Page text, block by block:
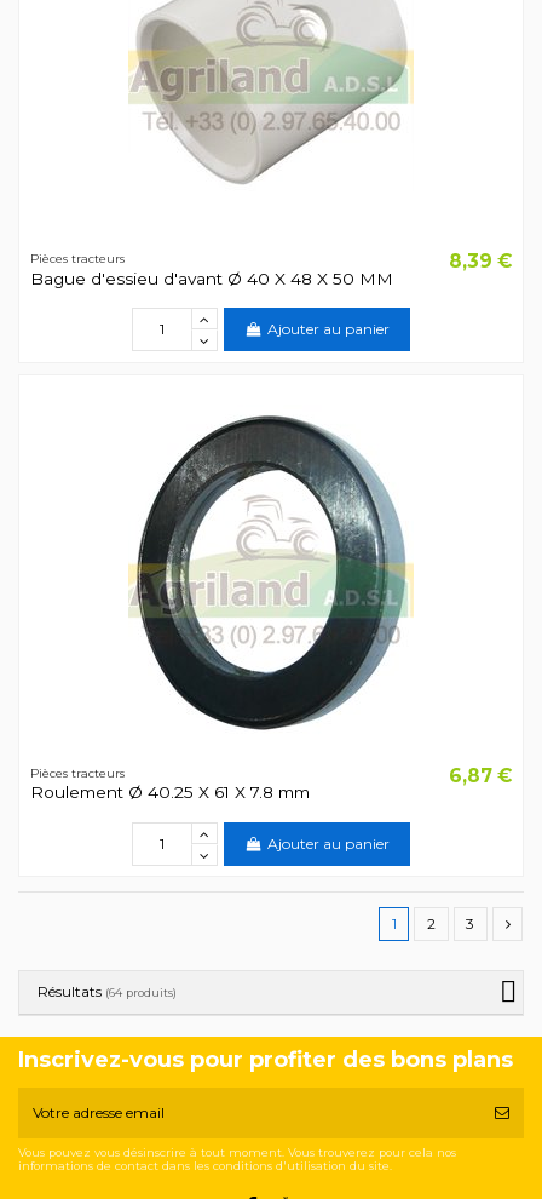
Pièces tracteurs
Bague d'essieu d'avant Ø 40 X 48 X 50 MM
8,39 €
Ajouter au panier
Pièces tracteurs
Roulement Ø 40.25 X 61 X 7.8 mm
6,87 €
Ajouter au panier
1 2 3
Résultats (64 produits)
Inscrivez-vous pour profiter des bons plans
Vous pouvez vous désinscrire à tout moment. Vous trouverez pour cela nos
informations de contact dans les conditions d'utilisation du site.